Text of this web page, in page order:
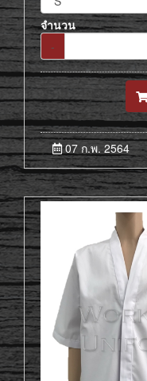
จำนวน
-
07 ก.พ. 2564